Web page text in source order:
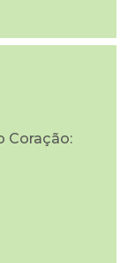
Coração: